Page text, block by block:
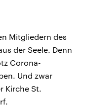
Mitgliedern des
der Seele. Denn
Corona-
Und zwar
Kirche St.